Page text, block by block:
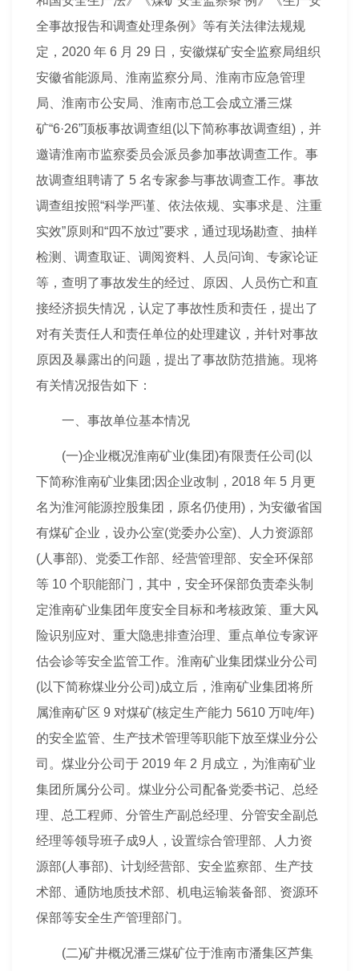
全事故报告和调查处理条例》等有关法律法规规
定，2020 年 6 月 29 日，安徽煤矿安全监察局组织
安徽省能源局、淮南监察分局、淮南市应急管理
局、淮南市公安局、淮南市总工会成立潘三煤
矿“6·26”顶板事故调查组(以下简称事故调查组)，并
邀请淮南市监察委员会派员参加事故调查工作。事
故调查组聘请了 5 名专家参与事故调查工作。事故
调查组按照“科学严谨、依法依规、实事求是、注重
实效”原则和“四不放过”要求，通过现场勘查、抽样
检测、调查取证、调阅资料、人员问询、专家论证
等，查明了事故发生的经过、原因、人员伤亡和直
接经济损失情况，认定了事故性质和责任，提出了
对有关责任人和责任单位的处理建议，并针对事故
原因及暴露出的问题，提出了事故防范措施。现将
有关情况报告如下：
一、事故单位基本情况
(一)企业概况淮南矿业(集团)有限责任公司(以
下简称淮南矿业集团;因企业改制，2018 年 5 月更
名为淮河能源控股集团，原名仍使用)，为安徽省国
有煤矿企业，设办公室(党委办公室)、人力资源部
(人事部)、党委工作部、经营管理部、安全环保部
等 10 个职能部门，其中，安全环保部负责牵头制
定淮南矿业集团年度安全目标和考核政策、重大风
险识别应对、重大隐患排查治理、重点单位专家评
估会诊等安全监管工作。淮南矿业集团煤业分公司
(以下简称煤业分公司)成立后，淮南矿业集团将所
属淮南矿区 9 对煤矿(核定生产能力 5610 万吨/年)
的安全监管、生产技术管理等职能下放至煤业分公
司。煤业分公司于 2019 年 2 月成立，为淮南矿业
集团所属分公司。煤业分公司配备党委书记、总经
理、总工程师 、分管生产副总经理、分管安全副总
经理等领导班子成9人，设置综合管理部、人力资
源部(人事部)、 计划 经营部、安全监察部、生产技
术部、通防地质技术部、机电运输装备部、资源环
保部等安全生产管理部门。
(二)矿井概况潘三煤矿位于淮南市潘集区芦集